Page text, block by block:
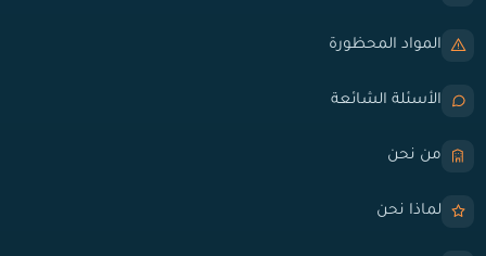
المواد المحظورة
الأسئلة الشائعة
من نحن
لماذا نحن